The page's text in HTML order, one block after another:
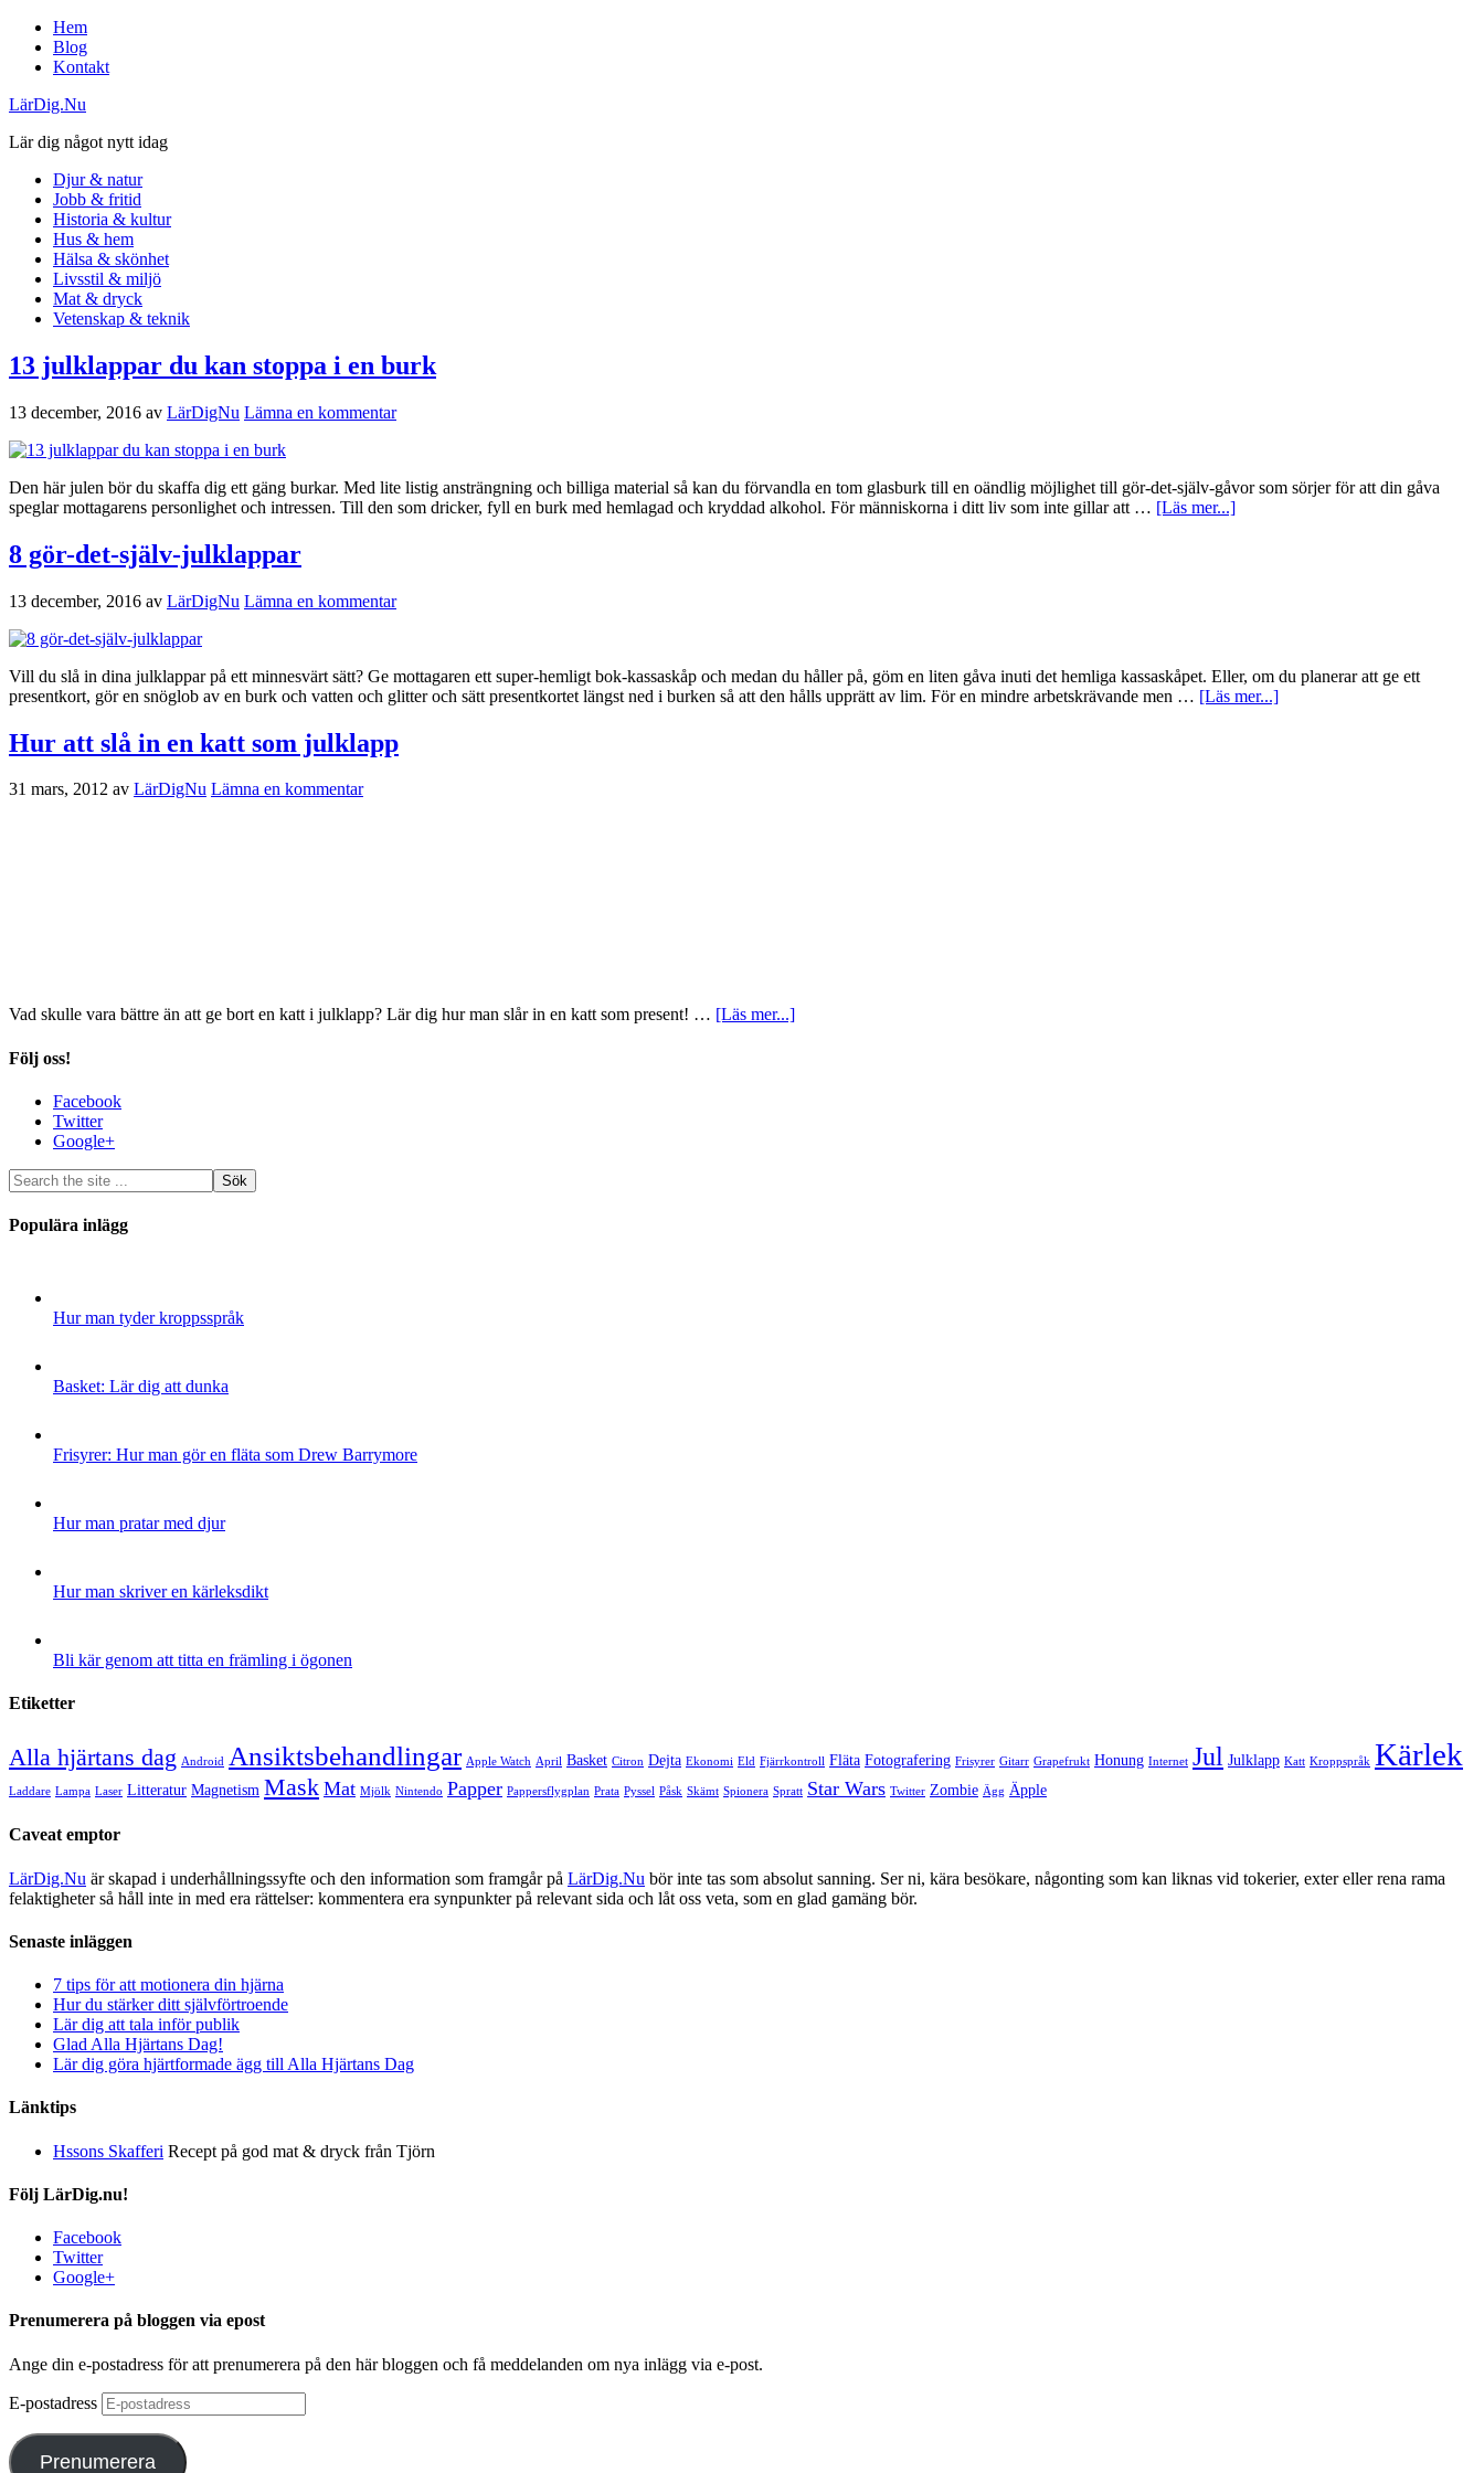
Hem
Blog
Kontakt
LärDig.Nu
Lär dig något nytt idag
Djur & natur
Jobb & fritid
Historia & kultur
Hus & hem
Hälsa & skönhet
Livsstil & miljö
Mat & dryck
Vetenskap & teknik
13 julklappar du kan stoppa i en burk
13 december, 2016 av LärDigNu Lämna en kommentar
Den här julen bör du skaffa dig ett gäng burkar. Med lite listig ansträngning och billiga material så kan du förvandla en tom glasburk till en oändlig möjlighet till gör-det-själv-gåvor som sörjer för att din gåva
speglar mottagarens personlighet och intressen. Till den som dricker, fyll en burk med hemlagad och kryddad alkohol. För människorna i ditt liv som inte gillar att … [Läs mer...]
8 gör-det-själv-julklappar
13 december, 2016 av LärDigNu Lämna en kommentar
Vill du slå in dina julklappar på ett minnesvärt sätt? Ge mottagaren ett super-hemligt bok-kassaskåp och medan du håller på, göm en liten gåva inuti det hemliga kassaskåpet. Eller, om du planerar att ge ett
presentkort, gör en snöglob av en burk och vatten och glitter och sätt presentkortet längst ned i burken så att den hålls upprätt av lim. För en mindre arbetskrävande men … [Läs mer...]
Hur att slå in en katt som julklapp
31 mars, 2012 av LärDigNu Lämna en kommentar
Vad skulle vara bättre än att ge bort en katt i julklapp? Lär dig hur man slår in en katt som present! … [Läs mer...]
Följ oss!
Facebook
Twitter
Google+
Populära inlägg
Hur man tyder kroppsspråk
Basket: Lär dig att dunka
Frisyrer: Hur man gör en fläta som Drew Barrymore
Hur man pratar med djur
Hur man skriver en kärleksdikt
Bli kär genom att titta en främling i ögonen
Etiketter
Alla hjärtans dag Android Ansiktsbehandlingar Apple Watch April Basket Citron Dejta Ekonomi Eld Fjärrkontroll Fläta Fotografering Frisyrer Gitarr Grapefrukt Honung Internet Jul Julklapp Katt Kroppspråk Kärlek
Laddare Lampa Laser Litteratur Magnetism Mask Mat Mjölk Nintendo Papper Pappersflygplan Prata Pyssel Påsk Skämt Spionera Spratt Star Wars Twitter Zombie Ägg Äpple
Caveat emptor
LärDig.Nu är skapad i underhållningssyfte och den information som framgår på LärDig.Nu bör inte tas som absolut sanning. Ser ni, kära besökare, någonting som kan liknas vid tokerier, exter eller rena rama
felaktigheter så håll inte in med era rättelser: kommentera era synpunkter på relevant sida och låt oss veta, som en glad gamäng bör.
Senaste inläggen
7 tips för att motionera din hjärna
Hur du stärker ditt självförtroende
Lär dig att tala inför publik
Glad Alla Hjärtans Dag!
Lär dig göra hjärtformade ägg till Alla Hjärtans Dag
Länktips
Hssons Skafferi Recept på god mat & dryck från Tjörn
Följ LärDig.nu!
Facebook
Twitter
Google+
Prenumerera på bloggen via epost
Ange din e-postadress för att prenumerera på den här bloggen och få meddelanden om nya inlägg via e-post.
E-postadress
Prenumerera